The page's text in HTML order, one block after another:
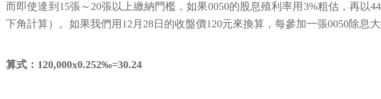
而即使達到15張～20張以上繳納門檻，如果0050的股息殖利率用3%粗估，再
下角計算）。如果我們用12月28日的收盤價120元來換算，每參加一張0050除息
算式：120,000x0.252‰=30.24